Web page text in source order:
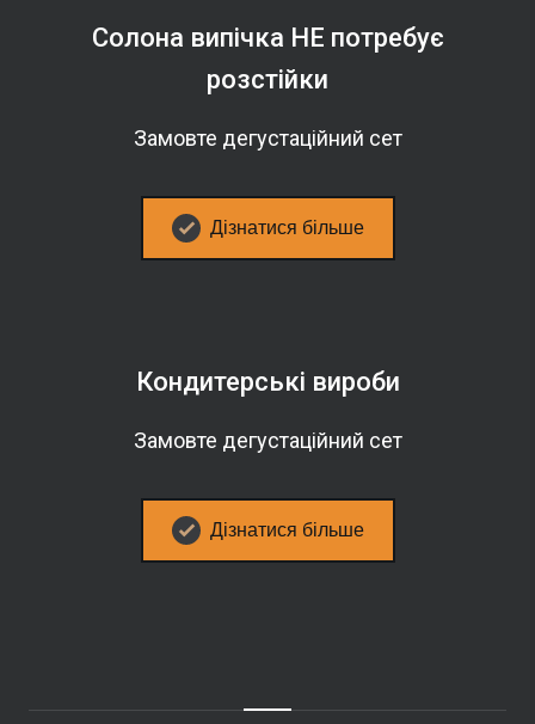
Солона випічка НЕ потребує
розстійки
Замовте дегустаційний сет
Дізнатися більше
Кондитерські вироби
Замовте дегустаційний сет
Дізнатися більше